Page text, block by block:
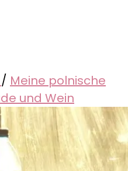
/ Meine polnische
und Wein